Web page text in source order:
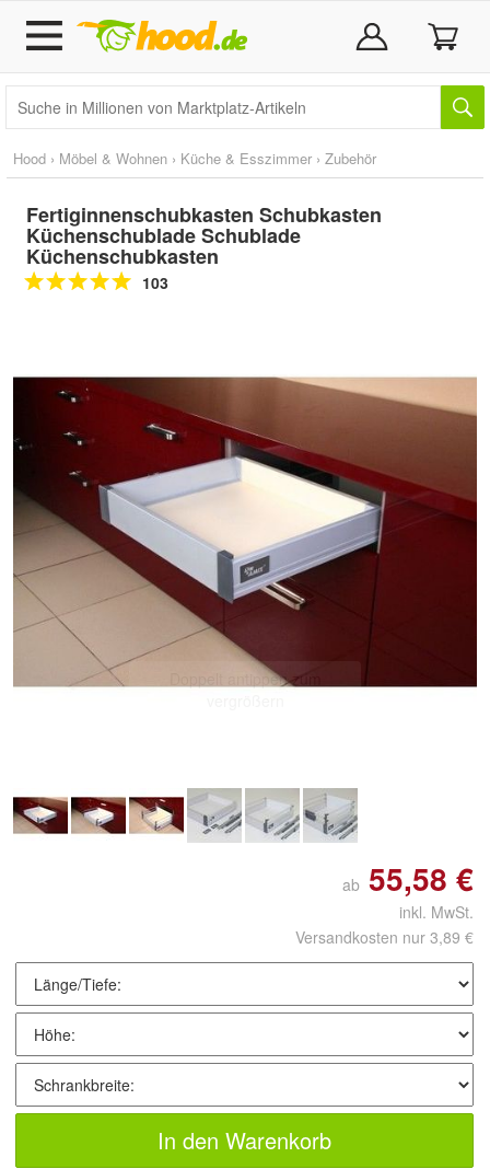
Hood › Möbel & Wohnen › Küche & Esszimmer › Zubehör
Fertiginnenschubkasten Schubkasten
Küchenschublade Schublade
Küchenschubkasten
103
Doppelt antippen zum
ab 55,58 €
inkl. MwSt.
Versandkosten nur 3,89 €
In den Warenkorb